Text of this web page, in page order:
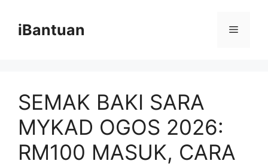
contentiBantuan Menu
SEMAK BAKI SARA
MYKAD OGOS 2026:
RM100 MASUK, CARA